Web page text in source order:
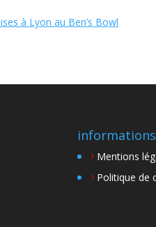
à Lyon au Ben’s Bowl
informations
Mentions
Politique de